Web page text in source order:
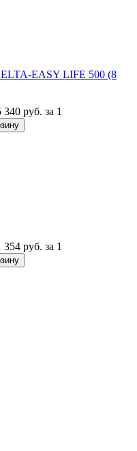
EASY LIFE 500 (8
340 руб. за 1
354 руб. за 1